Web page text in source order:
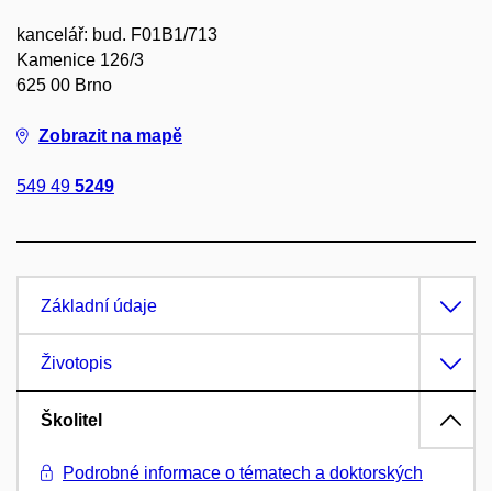
kancelář: bud. F01B1/713
Kamenice 126/3
625 00 Brno
Zobrazit na mapě
549 49 5249
Základní údaje
Životopis
Školitel
Podrobné informace o tématech a doktorských